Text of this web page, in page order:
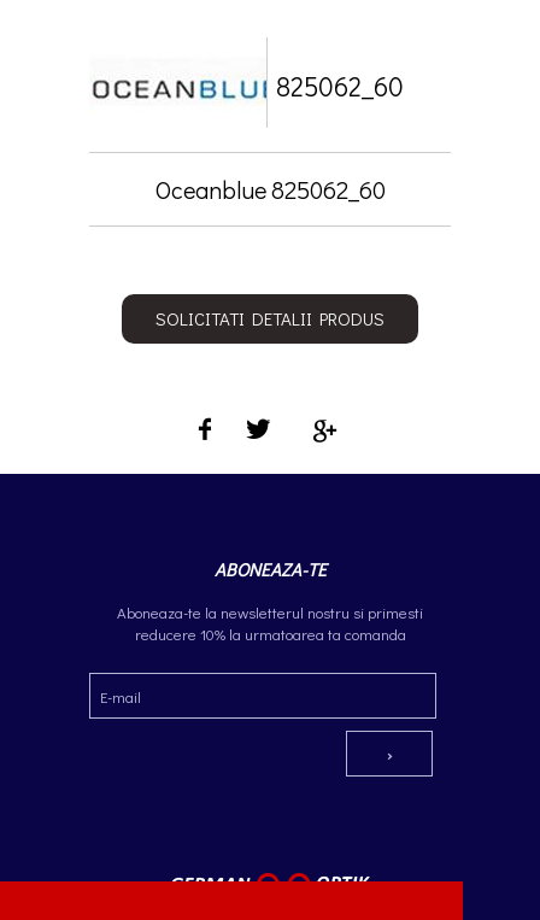
825062_60
Oceanblue 825062_60
SOLICITATI DETALII PRODUS
ABONEAZA-TE
Aboneaza-te la newsletterul nostru si primesti
reducere 10% la urmatoarea ta comanda